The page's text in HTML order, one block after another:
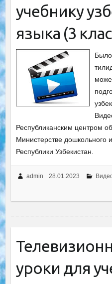
учебнику
языка (3
Республиканским центром
Министерстве дошкольного
Республики Узбекистан.
admin 28.01.2023
уроки для